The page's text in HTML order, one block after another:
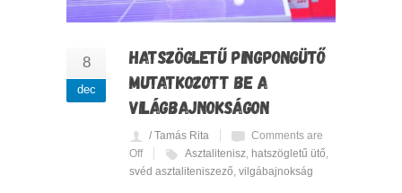
8
dec
HATSZÖGLETŰ PINGPONGÜTŐ
MUTATKOZOTT BE A
VILÁGBAJNOKSÁGON
/ Tamás Rita
Comments are
Off
Asztalitenisz, hatszögletű ütő,
svéd asztaliteniszező, vilgábajnokság